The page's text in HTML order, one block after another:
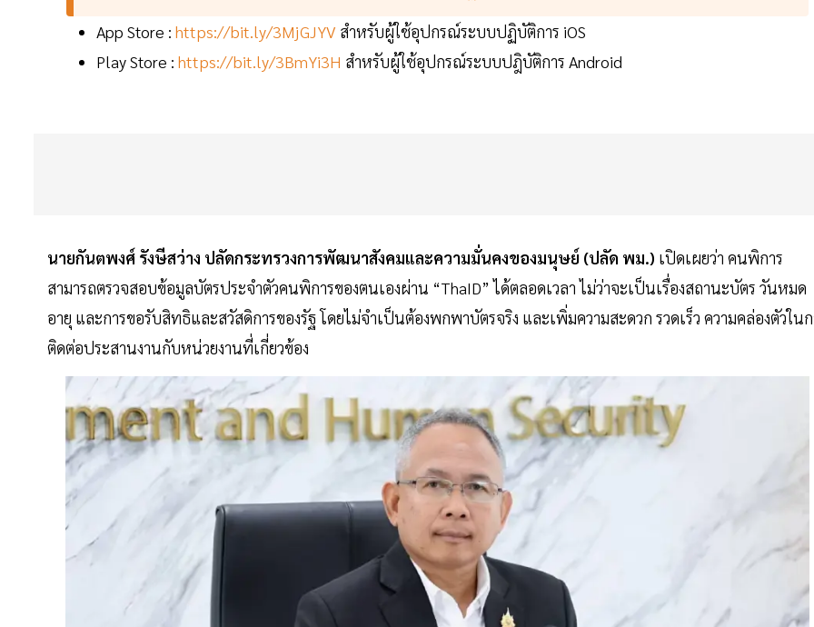
App Store : https://bit.ly/3MjGJYV สำหรับผู้ใช้อุปกรณ์ระบบปฏิบัติการ iOS
Play Store : https://bit.ly/3BmYi3H สำหรับผู้ใช้อุปกรณ์ระบบปฎิบัติการ Android
นายกันตพงศ์ รังษีสว่าง ปลัดกระทรวงการพัฒนาสังคมและความมั่นคงของมนุษย์ (ปลัด พม.) เปิดเผยว่า คนพิการ
สามารถตรวจสอบข้อมูลบัตรประจำตัวคนพิการของตนเองผ่าน “ThaID” ได้ตลอดเวลา ไม่ว่าจะเป็นเรื่องสถานะบัตร วันหมด
อายุ และการขอรับสิทธิและสวัสดิการของรัฐ โดยไม่จำเป็นต้องพกพาบัตรจริง และเพิ่มความสะดวก รวดเร็ว ความคล่องตัวใน
ติดต่อประสานงานกับหน่วยงานที่เกี่ยวข้อง